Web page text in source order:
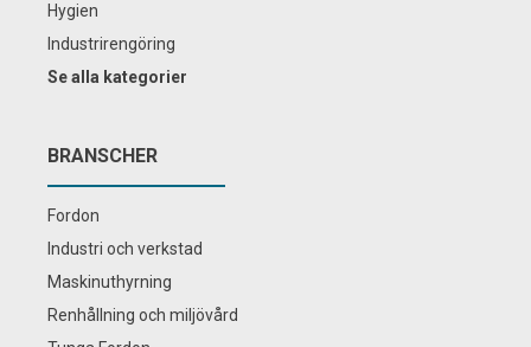
Hygien
Industrirengöring
Se alla kategorier
BRANSCHER
Fordon
Industri och verkstad
Maskinuthyrning
Renhållning och miljövård